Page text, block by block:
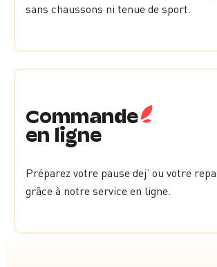
sans chaussons ni tenue de sport.
Commande
en ligne
Préparez votre pause dej’ ou votre
grâce à notre service en ligne.